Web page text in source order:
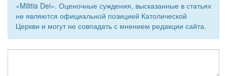
Вход
«Militia Dei». Оценочные суждения, высказанные в статьях
не являются официальной позицией Католической
Церкви и могут не совпадать с мнением редакции сайта.